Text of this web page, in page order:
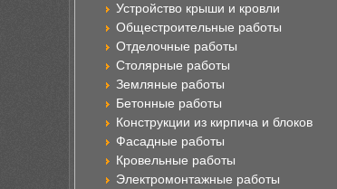
Устройство крыши и кровли
Общестроительные работы
Отделочные работы
Столярные работы
Земляные работы
Бетонные работы
Конструкции из кирпича и блоков
Фасадные работы
Кровельные работы
Электромонтажные работы